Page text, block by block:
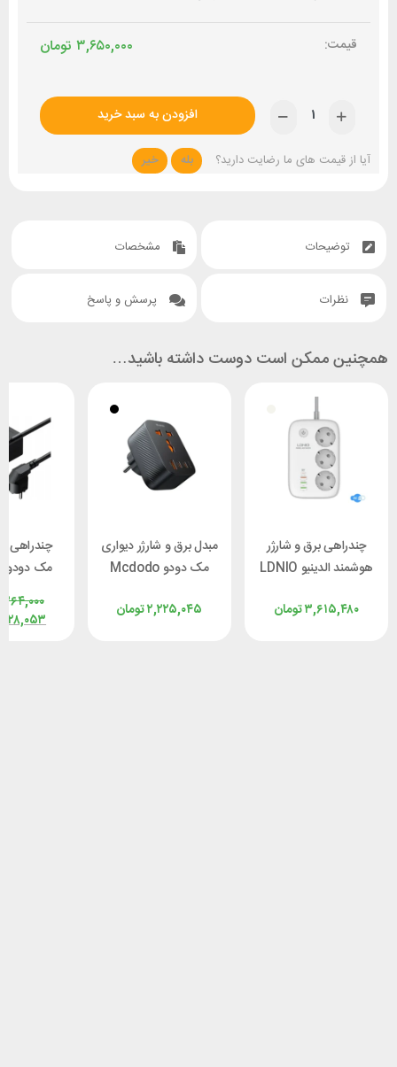
تومان ۳,۶۵۰,۰۰۰
افزودن به سبد خرید
آیا از قیمت های ما رضایت دارید؟ بله خیر
توضیحات مشخصات
نظرات پرسش و پاسخ
همچنین ممکن است دوست داشته باشید…
چندراهی برق و شارژر
هوشمند الدینیو LDNIO
وات تومان۳,۶۱۵,۴۸۰
مبدل برق و شارژر دیواری
مک دودو Mcdodo
تومان۲,۲۲۵,۰۴۵
چندراهی